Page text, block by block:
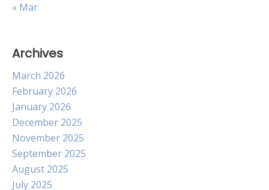
« Mar
Archives
March 2026
February 2026
January 2026
December 2025
November 2025
September 2025
August 2025
July 2025